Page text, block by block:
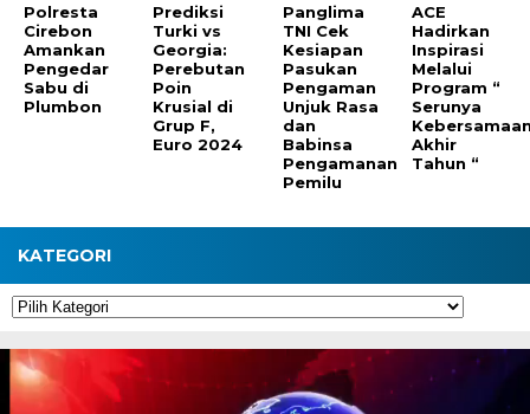
Polresta
Cirebon
Amankan
Pengedar
Sabu di
Plumbon
Prediksi
Turki vs
Georgia:
Perebutan
Poin
Krusial di
Grup F,
Euro 2024
Panglima
TNI Cek
Kesiapan
Pasukan
Pengaman
Unjuk Rasa
dan
Babinsa
Pengamanan
Pemilu
ACE
Hadirkan
Inspirasi
Melalui
Program “
Serunya
Akhir
Tahun “
KATEGORI
Kategori
Pemutar
Video